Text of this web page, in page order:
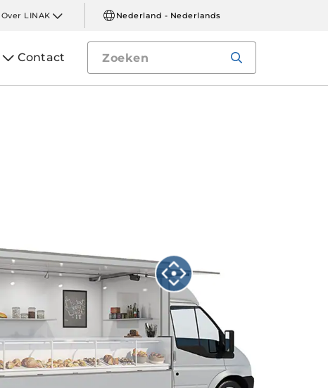
Over LINAK Nederland - Nederlands
Contact